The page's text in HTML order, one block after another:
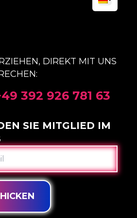
DIREKT MIT UNS
392 926 781 63
SIE MITGLIED IM